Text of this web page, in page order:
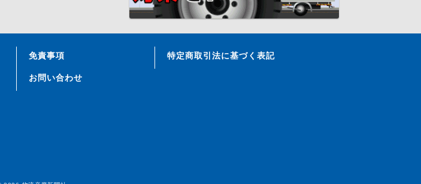
免責事項 特定商取引法に基づく表記
お問い合わせ